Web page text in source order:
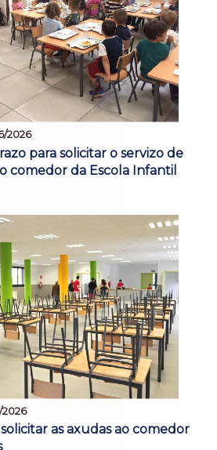
2026
para solicitar o servizo de
comedor da Escola Infantil
2026
as axudas ao comedor